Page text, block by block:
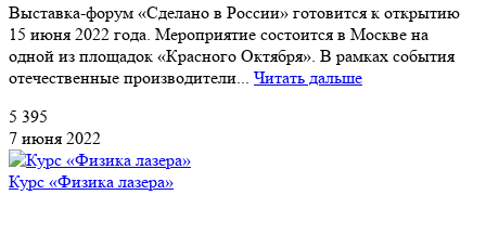
Выставка-форум «Сделано в России» готовится к открытию
15 июня 2022 года. Мероприятие состоится в Москве на
одной из площадок «Красного Октября». В рамках события
отечественные производители... Читать дальше
5 395
7 июня 2022
Курс «Физика лазера»